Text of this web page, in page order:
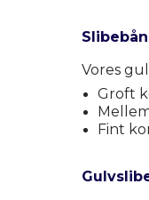
Vores
Groft
Fint